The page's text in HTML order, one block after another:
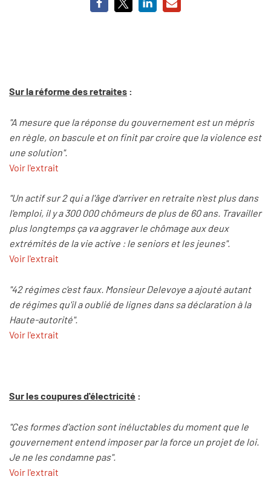
Sur la réforme des retraites :
"A mesure que la réponse du gouvernement est un mépris
en règle, on bascule et on finit par croire que la violence est
une solution".
Voir l'extrait
"Un actif sur 2 qui a l'âge d'arriver en retraite n'est plus dans
l'emploi, il y a 300 000 chômeurs de plus de 60 ans. Travailler
plus longtemps ça va aggraver le chômage aux deux
extrémités de la vie active : le seniors et les jeunes".
Voir l'extrait
"42 régimes c'est faux. Monsieur Delevoye a ajouté autant
de régimes qu'il a oublié de lignes dans sa déclaration à la
Haute-autorité".
Voir l'extrait
Sur les coupures d'électricité :
"Ces formes d'action sont inéluctables du moment que le
gouvernement entend imposer par la force un projet de loi.
Je ne les condamne pas".
Voir l'extrait